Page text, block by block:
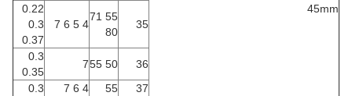
45mm
35
55 71
80
4 5 6 7
0.22
0.3
0.37
36
50 55
7
0.3
0.35
37
55
4 6 7
0.3